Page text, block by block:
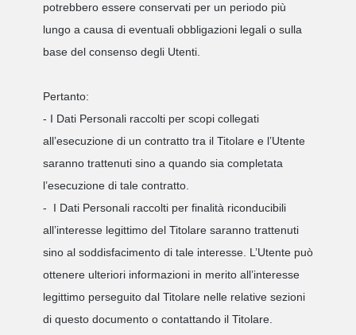
potrebbero essere conservati per un periodo più
lungo a causa di eventuali obbligazioni legali o sulla
base del consenso degli Utenti.
Pertanto:
- I Dati Personali raccolti per scopi collegati
all’esecuzione di un contratto tra il Titolare e l’Utente
saranno trattenuti sino a quando sia completata
l’esecuzione di tale contratto.
- I Dati Personali raccolti per finalità riconducibili
all’interesse legittimo del Titolare saranno trattenuti
sino al soddisfacimento di tale interesse. L’Utente può
ottenere ulteriori informazioni in merito all’interesse
legittimo perseguito dal Titolare nelle relative sezioni
di questo documento o contattando il Titolare.